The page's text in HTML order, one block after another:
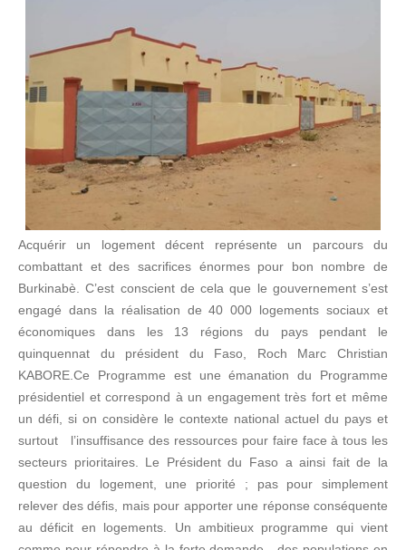
Acquérir un logement décent représente un parcours du
combattant et des sacrifices énormes pour bon nombre de
Burkinabè. C’est conscient de cela que le gouvernement s’est
engagé dans la réalisation de 40 000 logements sociaux et
économiques dans les 13 régions du pays pendant le
quinquennat du président du Faso, Roch Marc Christian
KABORE.Ce Programme est une émanation du Programme
présidentiel et correspond à un engagement très fort et même
un défi, si on considère le contexte national actuel du pays et
surtout l’insuffisance des ressources pour faire face à tous les
secteurs prioritaires. Le Président du Faso a ainsi fait de la
question du logement, une priorité ; pas pour simplement
relever des défis, mais pour apporter une réponse conséquente
au déficit en logements. Un ambitieux programme qui vient